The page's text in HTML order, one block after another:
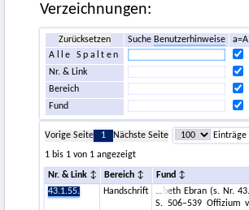
Verzeichnungen:
Zurücksetzen SucheBenutzerhinweise a=A
Alle Spalten
Nr. & Link
Bereich
Fund
Vorige Seite 1 Nächste Seite
Einträge
1 bis 1 von 1 angezeigt
Nr. & Link Bereich
Fund
43.1.55.
Handschrift
beth Ebran (s. Nr.
S. 506–539 Offizium